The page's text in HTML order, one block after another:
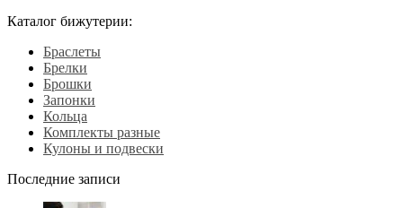
Каталог бижутерии:
Браслеты
Брелки
Брошки
Запонки
Кольца
Комплекты разные
Кулоны и подвески
Последние записи